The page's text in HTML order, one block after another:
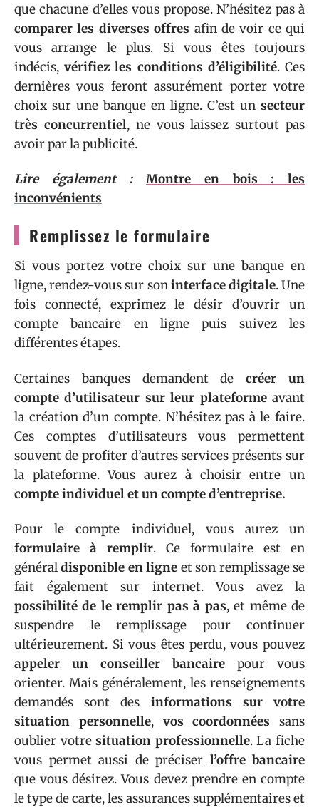
que chacune d’elles vous propose. N’hésitez pas à
comparer les diverses offres afin de voir ce qui
vous arrange le plus. Si vous êtes toujours
indécis,vérifiez les conditions d’éligibilité. Ces
dernières vous feront assurément porter votre
choix sur une banque en ligne. C’est un secteur
très concurrentiel, ne vous laissez surtout pas
avoir par la publicité.
Lire également :
Montre en bois : les
inconvénients
Remplissez le formulaire
Si vous portez votre choix sur une banque en
ligne, rendez-vous sur soninterface digitale. Une
fois connecté, exprimez le désir d’ouvrir un
compte bancaire en ligne puis suivez les
différentes étapes.
Certaines banques demandent decréer un
compte d’utilisateur sur leur plateformeavant
la création d’un compte. N’hésitez pas à le faire.
Ces comptes d’utilisateurs vous permettent
souvent de profiter d’autres services présents sur
la plateforme. Vous aurez à choisir entre un
compte individuel et un compte d’entreprise.
Pour le compte individuel, vous aurez un
formulaire à remplir. Ce formulaire est en
généraldisponible en ligne et son remplissage se
fait également sur internet. Vous avez la
possibilité de le remplir pas à pas, et même de
suspendre le remplissage pour continuer
ultérieurement. Si vous êtes perdu, vous pouvez
appeler un conseiller bancaire pour vous
orienter. Mais généralement, les renseignements
demandés sont des informations sur votre
situation personnelle, vos coordonnées sans
oublier votresituation professionnelle. La fiche
vous permet aussi de préciser l’offre bancaire
que vous désirez. Vous devez prendre en compte
le type de carte, les assurances supplémentaires et